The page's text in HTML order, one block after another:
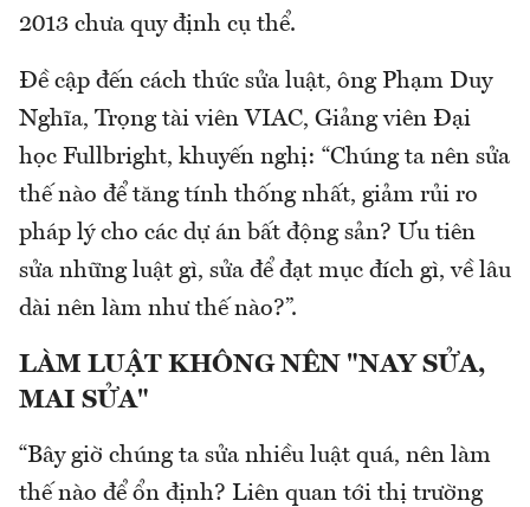
2013 chưa quy định cụ thể.
Đề cập đến cách thức sửa luật, ông Phạm Duy
Nghĩa, Trọng tài viên VIAC, Giảng viên Đại
học Fullbright, khuyến nghị: “Chúng ta nên sửa
thế nào để tăng tính thống nhất, giảm rủi ro
pháp lý cho các dự án bất động sản? Ưu tiên
sửa những luật gì, sửa để đạt mục đích gì, về lâu
dài nên làm như thế nào?”.
LÀM LUẬT KHÔNG NÊN "NAY SỬA,
MAI SỬA"
“Bây giờ chúng ta sửa nhiều luật quá, nên làm
thế nào để ổn định? Liên quan tới thị trường